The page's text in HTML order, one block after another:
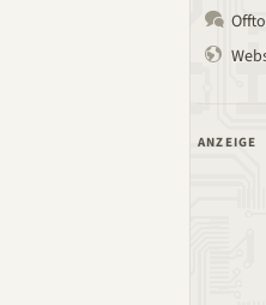
ANZEIGE